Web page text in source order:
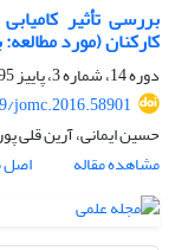
بررسی تأثیر
کارکنان (مورد
دوره 14، شماره 3، پاییز 1395، صفحه
jomc.2016.58901
حسین ایمانی، آرین قلی
مشاهده مقاله
اصل